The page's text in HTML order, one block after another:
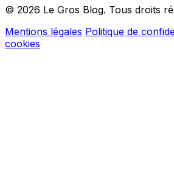
© 2026 Le Gros Blog. Tous droits
Mentions légales Politique de
cookies